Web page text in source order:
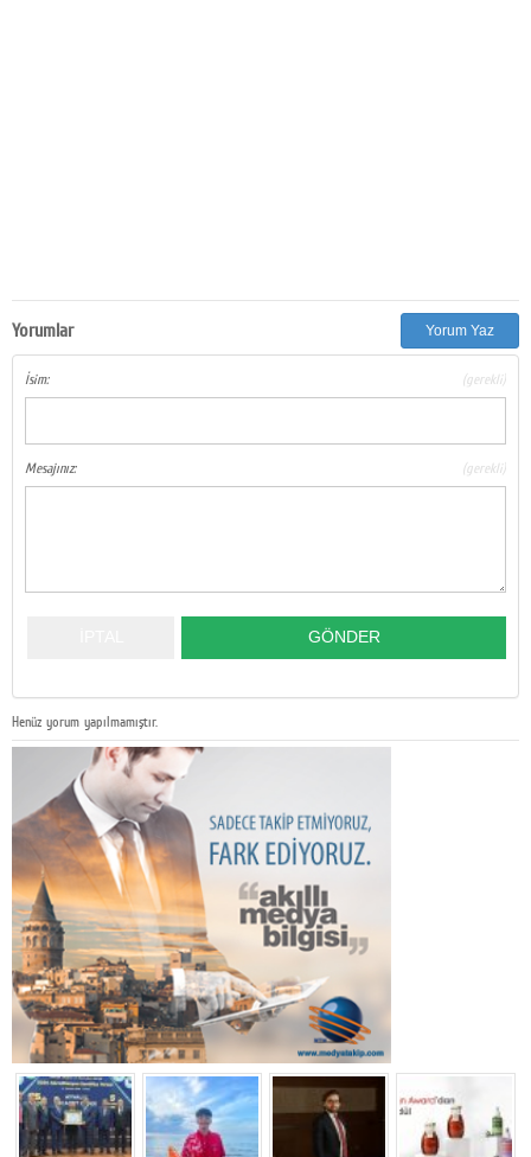
Yorumlar Yorum Yaz
İsim: (gerekli)
Mesajınız: (gerekli)
Henüz yorum yapılmamıştır.